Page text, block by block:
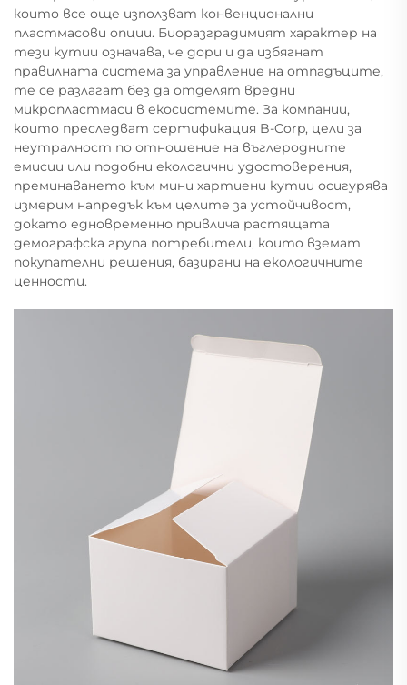
които все още използват конвенционални
пластмасови опции. Биоразградимият характер на
тези кутии означава, че дори и да избягнат
правилната система за управление на отпадъците,
те се разлагат без да отделят вредни
микропластмаси в екосистемите. За компании,
които преследват сертификация B-Corp, цели за
неутралност по отношение на въглеродните
емисии или подобни екологични удостоверения,
преминаването към мини хартиени кутии осигурява
измерим напредък към целите за устойчивост,
докато едновременно привлича растящата
демографска група потребители, които вземат
покупателни решения, базирани на екологичните
ценности.